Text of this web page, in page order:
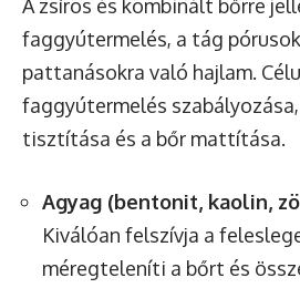
A zsíros és kombinált bőrre
faggyútermelés, a tág
pattanásokra való hajlam.
faggyútermelés
tisztítása és a bőr mattítása.
Agyag (bentonit, kaolin,
Kiválóan felszívja a
méregteleníti a bőrt és